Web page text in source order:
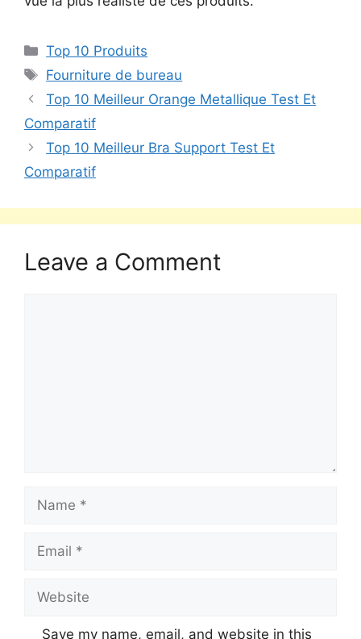
Top 10 Produits
Fourniture de bureau
Top 10 Meilleur Orange Metallique Test Et
Comparatif
Top 10 Meilleur Bra Support Test Et
Comparatif
Leave a Comment
Save my name, email, and website in this